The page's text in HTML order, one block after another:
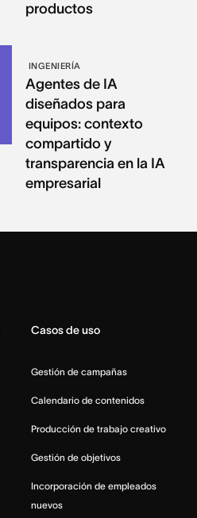
productos
INGENIERÍA
Agentes de IA
diseñados para
equipos: contexto
compartido y
transparencia en la IA
empresarial
Casos de uso
Gestión de campañas
Calendario de contenidos
Producción de trabajo creativo
Gestión de objetivos
Incorporación de empleados
nuevos